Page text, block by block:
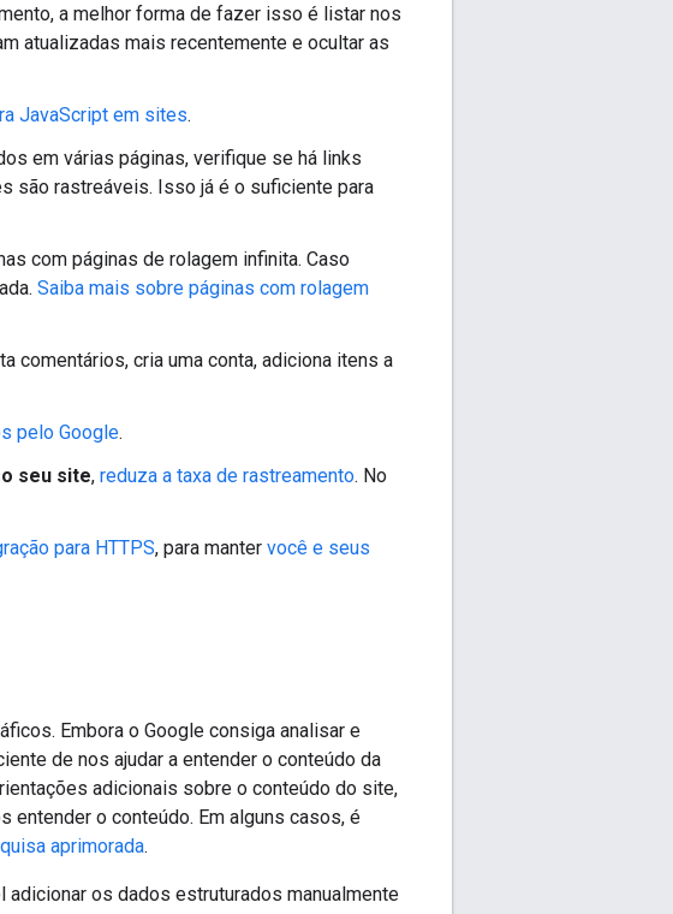
a melhor forma de fazer isso é listar nos
atualizadas mais recentemente e ocultar as
JavaScript em sites.
em várias páginas, verifique se há links
são rastreáveis. Isso já é o suficiente para
com páginas de rolagem infinita. Caso
Saiba mais sobre páginas com rolagem
comentários, cria uma conta, adiciona itens a
pelo Google.
seu site, reduza a taxa de rastreamento. No
para HTTPS, para manter você e seus
Embora o Google consiga analisar e
de nos ajudar a entender o conteúdo da
adicionais sobre o conteúdo do site,
entender o conteúdo. Em alguns casos, é
aprimorada.
os dados estruturados manualmente